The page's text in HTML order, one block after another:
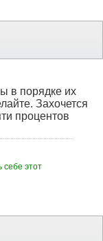
в порядке их
Захочется
процентов
себе этот